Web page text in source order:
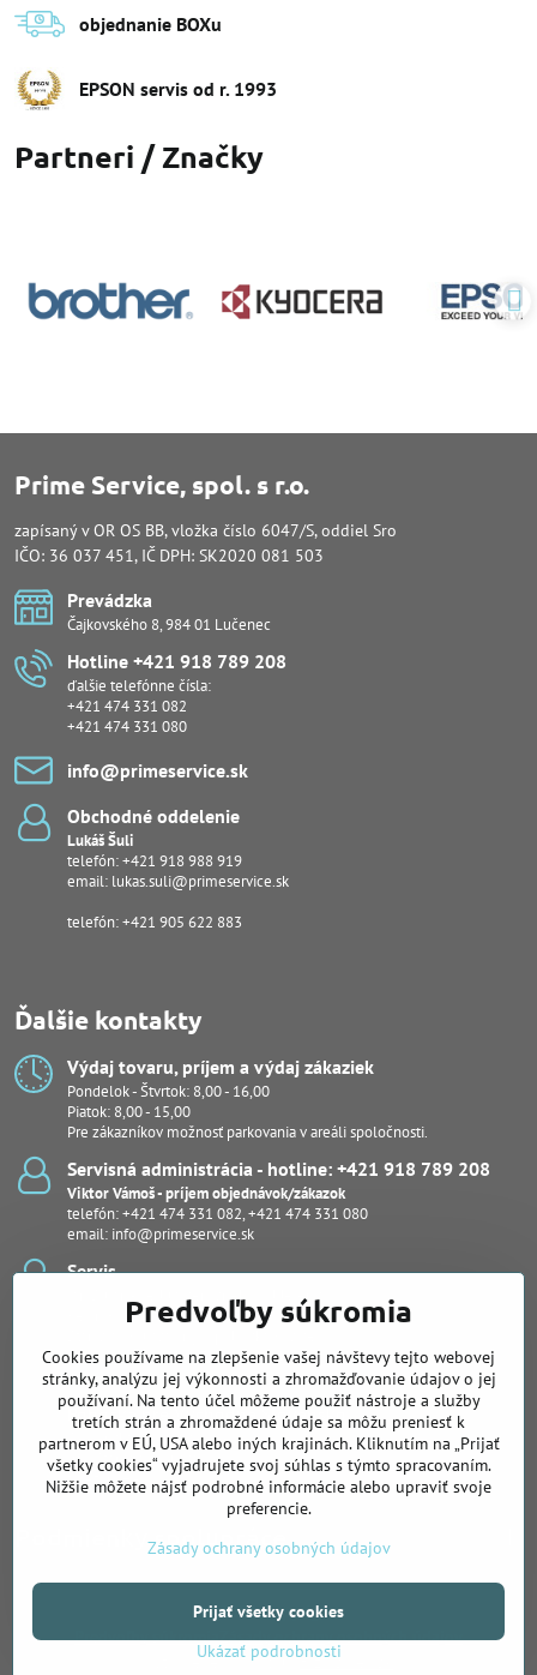
objednanie BOXu
EPSON servis od r​. 1993
Partneri / Značky
Prime Service, spol. s r.o.
zapísaný v OR OS BB, vložka číslo 6047/S, oddiel Sro
IČO: 36 037 451, IČ DPH: SK2020 081 503
Prevádzka
Čajkovského 8, 984 01 Lučenec
Hotline +421 918 789 208
ďalšie telefónne čísla:
+421 474 331 082
+421 474 331 080
info​@primeservice​.sk
Obchodné oddelenie
Lukáš Šuli
telefón:+421 918 988 919
email: lukas.suli@primeservice.sk
telefón: +421 905 622 883
Ďalšie kontakty
Výdaj tovaru, príjem a výdaj zákaziek
Pondelok - Štvrtok: 8,00 - 16,00
Piatok: 8,00 - 15,00
Pre zákazníkov možnosť parkovania v areáli spoločnosti.
Servisná administrácia - hotline: +421 918 789 208
Viktor Vámoš - príjem objednávok/zákazok
telefón:+421 474 331 082,+421 474 331 080
email: info@primeservice.sk
Servis
Ján Šuľan - vedúci servisného oddelenia
Kevin Bodor
Peter Protuš, Michal Fekiač (notebooky, dash kamery)
Juraj Kučera
Pobočka pre Východné Slovensko
Slovenská 26, Košice
Ing. Stanislav Kuľaša
telefón: +421 905 122 239
Podmienky spolupráce
©2026Copyright
Predvoľby súkromiaZásady ochrany osobných údajov
Vytvorené pomocou:BiznisWeb.sk
Predvoľby súkromia
Cookies používame na zlepšenie vašej návštevy tejto webovej
stránky, analýzu jej výkonnosti a zhromažďovanie údajov o jej
používaní. Na tento účel môžeme použiť nástroje a služby
tretích strán a zhromaždené údaje sa môžu preniesť k
partnerom v EÚ, USA alebo iných krajinách. Kliknutím na „Prijať
všetky cookies“ vyjadrujete svoj súhlas s týmto spracovaním.
Nižšie môžete nájsť podrobné informácie alebo upraviť svoje
preferencie.
Zásady ochrany osobných údajov
Ukázať podrobnosti
Prijať všetky cookies